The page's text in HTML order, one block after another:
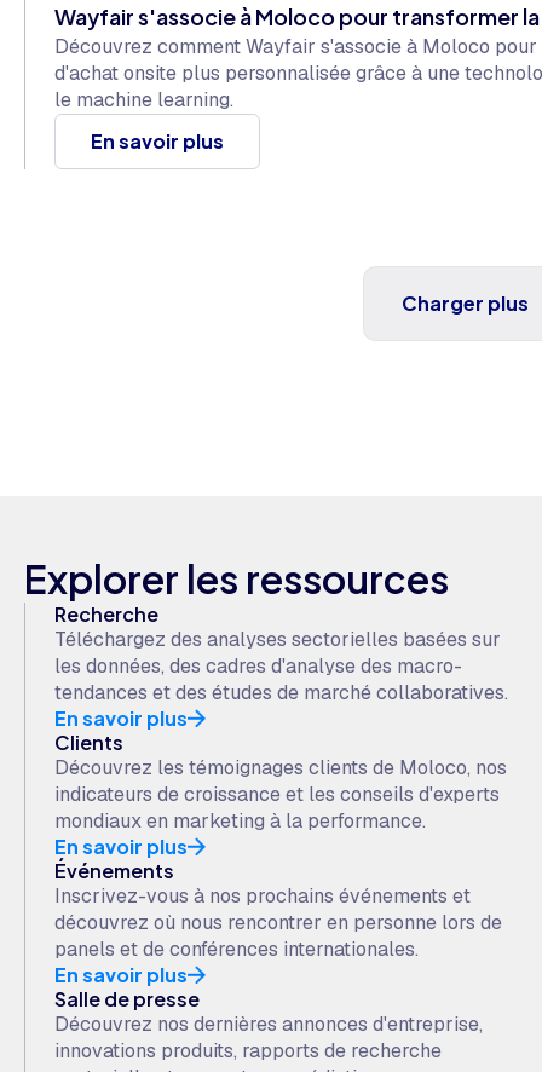
Wayfair s'associe à Moloco pour transformer
Découvrez comment Wayfair s'associe à Moloco
d'achat onsite plus personnalisée grâce à une
le machine learning.
En savoir plus
Charger plus
Explorer les ressources
Recherche
Téléchargez des analyses sectorielles basées sur
les données, des cadres d'analyse des macro-
tendances et des études de marché collaboratives.
En savoir plus
Clients
Découvrez les témoignages clients de Moloco, nos
indicateurs de croissance et les conseils d'experts
mondiaux en marketing à la performance.
En savoir plus
Événements
Inscrivez-vous à nos prochains événements et
découvrez où nous rencontrer en personne lors de
panels et de conférences internationales.
En savoir plus
Salle de presse
Découvrez nos dernières annonces d'entreprise,
innovations produits, rapports de recherche